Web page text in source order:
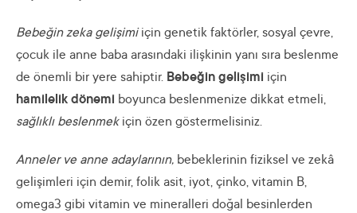
Bebeğin zeka gelişimiiçin genetik faktörler, sosyal çevre,
çocuk ile anne baba arasındaki ilişkinin yanı sıra beslenme
de önemli bir yere sahiptir. Bebeğin gelişimi için
hamilelik dönemi boyunca beslenmenize dikkat etmeli,
sağlıklı beslenmekiçin özen göstermelisiniz.
Anneler ve anne adaylarının, bebeklerinin fiziksel ve zekâ
gelişimleri için demir, folik asit, iyot, çinko, vitamin B,
omega3 gibi vitamin ve mineralleri doğal besinlerden